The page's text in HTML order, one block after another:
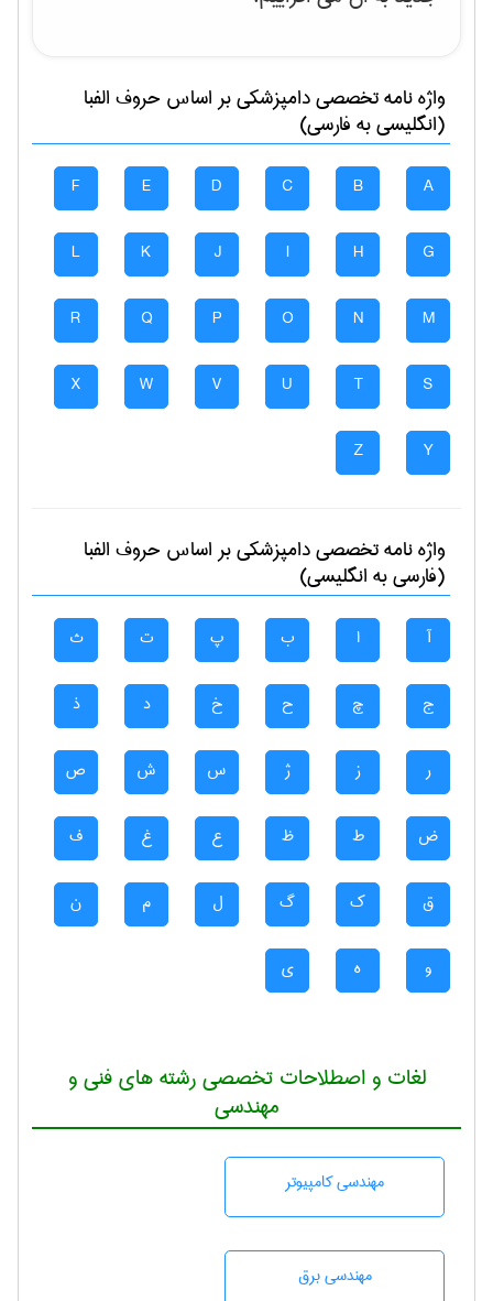
واژه نامه تخصصیدامپزشكیبر اساس حروف الفبا
(انگلیسی به فارسی)
A
B
C
D
E
F
G
H
I
J
K
L
M
N
O
P
Q
R
S
T
U
V
W
X
Y
Z
واژه نامه تخصصیدامپزشكیبر اساس حروف الفبا
(فارسی به انگلیسی)
آ ا ب پ ت ث
ج چ ح خ د ذ
ر ز ژ س ش ص
ض ط ظ ع غ ف
ق ک گ ل م ن
و ه ی
لغات و اصطلاحات تخصصی رشته های فنی و
مهندسی
مهندسی كامپيوتر
مهندسی برق